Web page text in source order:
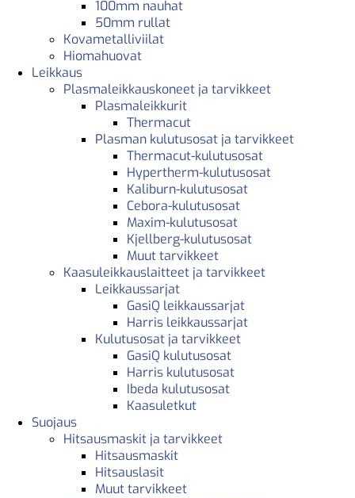
100mm nauhat
50mm rullat
Kovametalliviilat
Hiomahuovat
Leikkaus
Plasmaleikkauskoneet ja tarvikkeet
Plasmaleikkurit
Thermacut
Plasman kulutusosat ja tarvikkeet
Thermacut-kulutusosat
Hypertherm-kulutusosat
Kaliburn-kulutusosat
Cebora-kulutusosat
Maxim-kulutusosat
Kjellberg-kulutusosat
Muut tarvikkeet
Kaasuleikkauslaitteet ja tarvikkeet
Leikkaussarjat
GasiQ leikkaussarjat
Harris leikkaussarjat
Kulutusosat ja tarvikkeet
GasiQ kulutusosat
Harris kulutusosat
Ibeda kulutusosat
Kaasuletkut
Suojaus
Hitsausmaskit ja tarvikkeet
Hitsausmaskit
Hitsauslasit
Muut tarvikkeet